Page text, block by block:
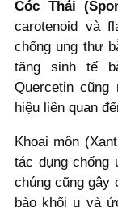
Cóc Thái
carotenoid và
chống ung thư
tăng sinh tế
Quercetin
hiệu liên quan
Khoai môn
tác dụng chống
chúng cũng gây
bào khối u và